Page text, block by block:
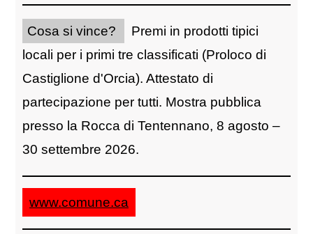
Cosa si vince?
Premi in prodotti tipici
locali per i primi tre classificati (Proloco di
Castiglione d'Orcia). Attestato di
partecipazione per tutti. Mostra pubblica
presso la Rocca di Tentennano, 8 agosto –
30 settembre 2026.
www.comune.ca